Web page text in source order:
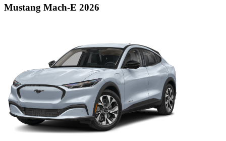
Mustang Mach-E 2026